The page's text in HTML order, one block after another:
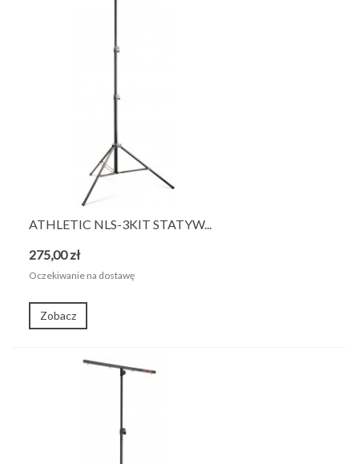
ATHLETIC NLS-3KIT STATYW...
275,00 zł
Oczekiwanie na dostawę
Zobacz